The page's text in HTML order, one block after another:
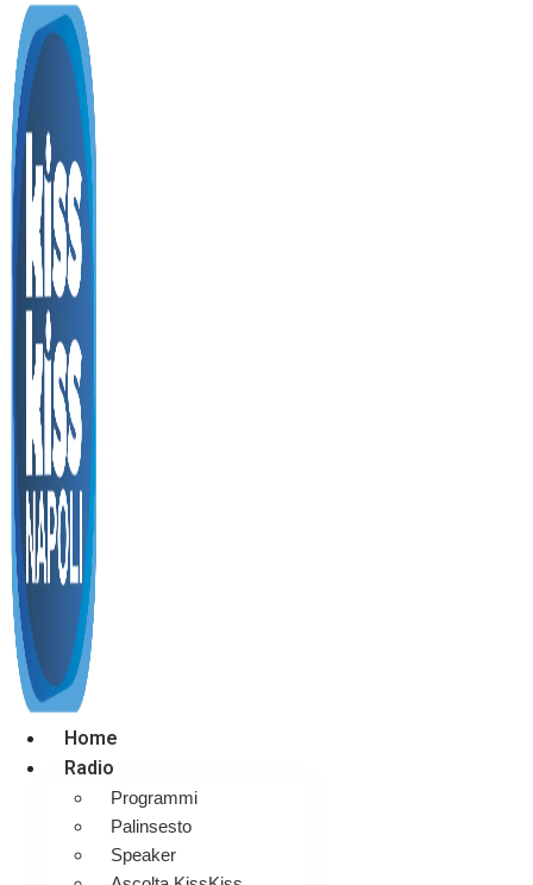
Home
Radio
Programmi
Palinsesto
Speaker